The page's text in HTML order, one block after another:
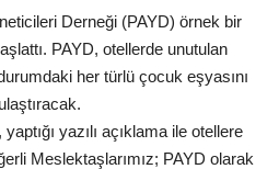
Derneği (PAYD) örnek bir
PAYD, otellerde unutulan
her türlü çocuk eşyasını
yazılı açıklama ile otellere
Meslektaşlarımız; PAYD olarak